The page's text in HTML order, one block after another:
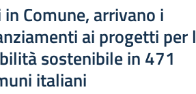
in Comune, arrivano i
ai progetti per
sostenibile in 471
italiani